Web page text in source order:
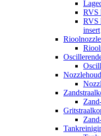
RVS
RVS
insert